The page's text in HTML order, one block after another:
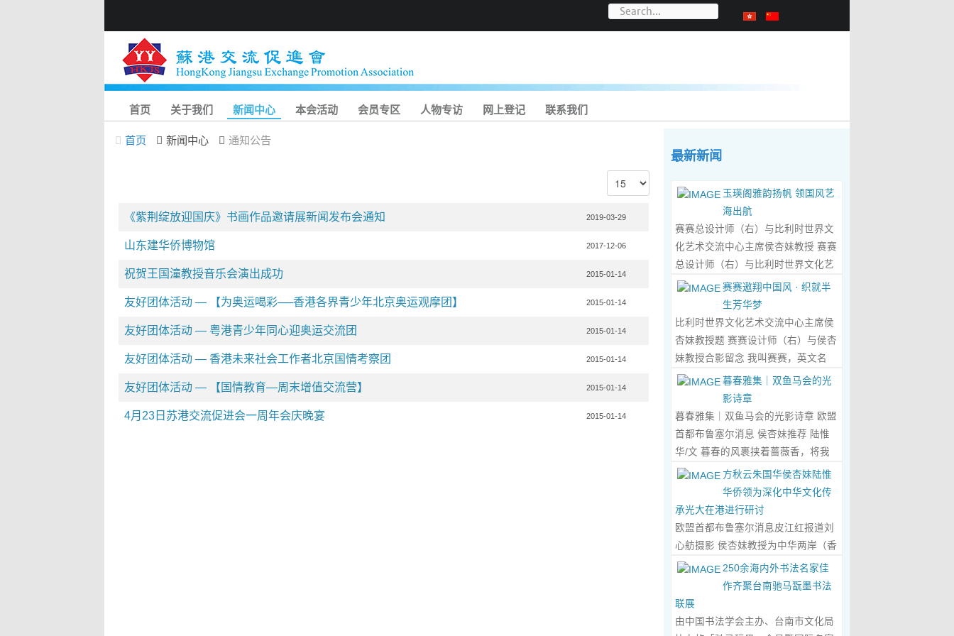
首页 关于我们 新闻中心 本会活动 会员专区 人物专访 网上登记 联系我们
首页 新闻中心 通知公告
《紫荆绽放迎国庆》书画作品邀请展新闻发布会通知 2019-03-29
山东建华侨博物馆 2017-12-06
祝贺王国潼教授音乐会演出成功 2015-01-14
友好团体活动 — 【为奥运喝彩──香港各界青少年北京奥运观摩团】 2015-01-14
友好团体活动 — 粤港青少年同心迎奥运交流团 2015-01-14
友好团体活动 — 香港未来社会工作者北京国情考察团 2015-01-14
友好团体活动 — 【国情教育—周末增值交流营】 2015-01-14
4月23日苏港交流促进会一周年会庆晚宴 2015-01-14
最新新闻
玉瑛阁雅韵扬帆 领国风艺
海出航
赛赛总设计师（右）与比利时世界文
化艺术交流中心主席侯杏妹教授 赛赛
总设计师（右）与比利时世界文化艺
术交流中心主席侯杏妹教授及其题词
合影留念 ‍ 赛赛/文 ‍ 近日有幸与比利时
籍华裔艺术家陆惟华、侯杏妹夫妇倾
心晤谈，此番交流没有客套的寒暄，
唯有艺术与文化的深度共鸣，言辞间
赤诚的文化情怀，畅谈过后，内心满
是深切的感念与久久不散的触动，更
让我对国风服饰的创作之路，有了全
新的认知与坚守。...Read More...
赛赛遨翔中国风 · 织就半
生芳华梦
比利时世界文化艺术交流中心主席侯
杏妹教授题 赛赛设计师（右）与侯杏
妹教授合影留念 我叫赛赛，英文名
Elin，生于湖南邵东的乡野村落，如
今扎根东莞，在服装与设计的领域
里，书写着属于自己的人生篇章。 我
的童年，是被墨香与书卷包裹的时
光。外公是当地颇负盛名的国画爱好
师、老校长，他的一生，一半是教书
育人的赤诚，一半是笔墨丹青的风
雅。记忆里，外公的书桌总铺着宣
纸，狼毫笔起落间，山水花鸟跃然纸
上，窗外的田园炊烟、山间流云，都
成了他笔下的景致。我总蹲在桌旁静
静凝望，看墨色在纸上晕染开深浅层
次，看线条勾勒出世间万物，那些灵
动的笔触、雅致的构图，悄无声息地
暮春雅集｜双鱼马会的光
影诗章
暮春雅集｜双鱼马会的光影诗章 欧盟
首都布鲁塞尔消息 侯杏妹推荐 陆惟
华/文 暮春的风裹挟着蔷薇香，将我
们引入香港双鱼河马会的湖光画卷
中。叶庆良博士、陆惟华博士、侯杏
妹教授与廖国玲小姐同游于此，在水
墨烟岚与艺术雅趣间，共赴一场关于
时光的慢调叙事。 墨韵凝香：方寸亭
着的灯串尚未苏醒，却被攀援的藤蔓
织成了碎金帘幕。牙医博士叶庆良的
书法汇报在此流淌，如古琴拨弦——
他从仓颉造字的鸿蒙传说讲起，指尖
方秋云朱国华侯杏妹陆惟
华侨领为深化中华文化传
承光大在港进行研讨
欧盟首都布鲁塞尔消息皮江红报道刘
心舫摄影 侯杏妹教授为中华两岸（香
港）文创观光协会题词致贺 2023年5
月2日上午，比利时美术家协会主席
陆惟华博士，比利时世界文化艺术交
流中心主席、香港国际文化艺术联会
250余海内外书法名家佳
作齐聚台南驰马翫墨书法
联展
由中国书法学会主办、台南市文化局